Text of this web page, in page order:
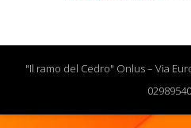
"Il ramo del Cedro" Onlus – Via